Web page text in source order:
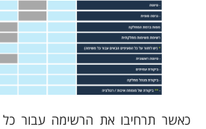
כאשר תרחיבו את הרשימה עבור